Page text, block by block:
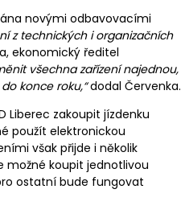
novými odbavovacími
z technických i organizačních
ekonomický ředitel
všechna zařízení najednou,
konce roku,“dodal Červenka.
Liberec zakoupit jízdenku
použít elektronickou
však přijde i několik
možné koupit jednotlivou
ostatní bude fungovat